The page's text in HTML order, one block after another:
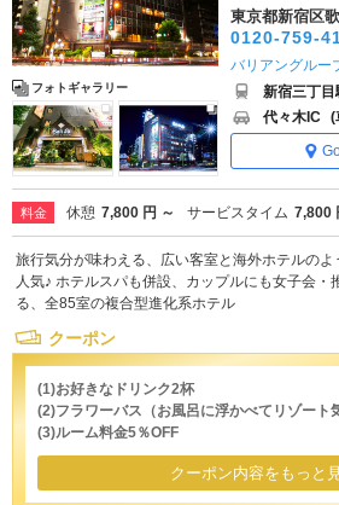
フォトギャラリー
東京都新宿区
0120-759-
バリアングルー
新宿三丁
代々木IC (
料金 休憩 7,800 円 ～ サービスタイム 7,800
旅行気分が味わえる、広い客室と海外ホテルの
人気♪ ホテルスパも併設、カップルにも女子会・
る、全85室の複合型進化系ホテル
クーポン
(1)お好きなドリンク2杯
(2)フラワーバス（お風呂に浮かべてリゾート
(3)ルーム料金5％OFF
クーポン内容をもっと